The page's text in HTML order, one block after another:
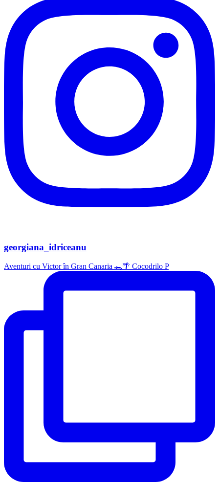
georgiana_idriceanu
Aventuri cu Victor în Gran Canaria 🐊🌴 Cocodrilo P